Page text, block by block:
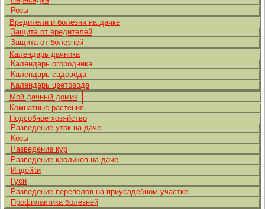
Розы
Вредители и болезни на дачке
Защита от вредителей
Защита от болезней
Календарь дачника
Календарь огородника
Календарь садовода
Календарь цветовода
Мой дачный домик
Комнатные растения
Подсобное хозяйство
Разведение уток на даче
Козы
Разведение кур
Разведение кроликов на даче
Индейки
Гуси
Разведение перепелов на приусадебном участке
Профилактика болезней